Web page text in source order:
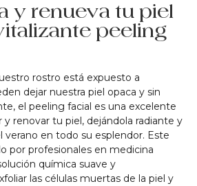
y renueva tu piel
peeling
rostro está expuesto a
dejar nuestra piel opaca y sin
el peeling facial es una excelente
y renovar tu piel, dejándola radiante y
verano en todo su esplendor. Este
por profesionales en medicina
química suave y
las células muertas de la piel y